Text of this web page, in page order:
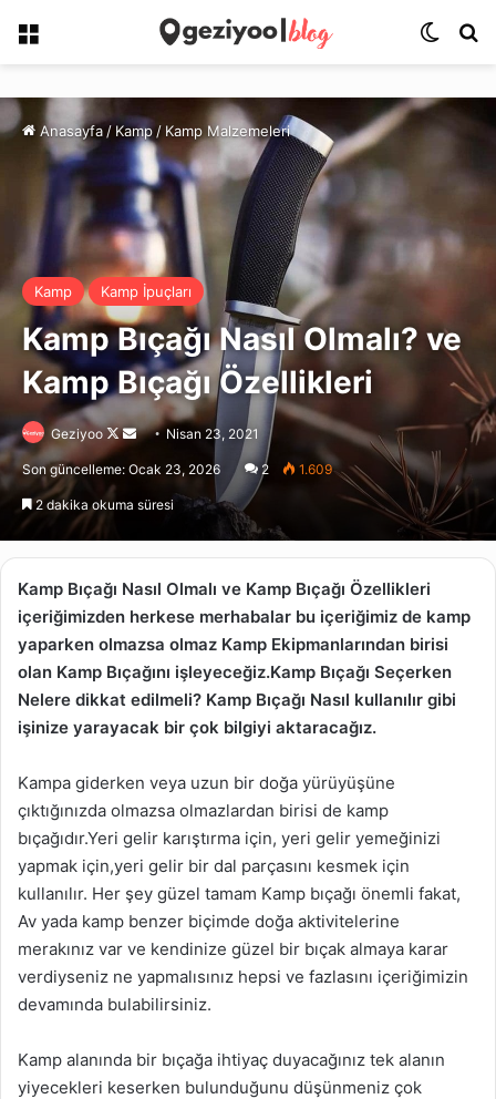
Menü Dış
Anasayfa / Kamp / Kamp Malzemeleri
Kamp Kamp İpuçları
Kamp Bıçağı Nasıl Olmalı? ve
Kamp Bıçağı Özellikleri
Geziyoo
Follow
Bir
göndermek
Nisan 23, 2021
Son güncelleme: Ocak 23, 2026 2 1.609
2 dakika okuma süresi
Kamp Bıçağı Nasıl Olmalı ve Kamp Bıçağı Özellikleri
içeriğimizden herkese merhabalar bu içeriğimiz de kamp
yaparken olmazsa olmaz Kamp Ekipmanlarından birisi
olan Kamp Bıçağını işleyeceğiz.Kamp Bıçağı Seçerken
Nelere dikkat edilmeli? Kamp Bıçağı Nasıl kullanılır gibi
işinize yarayacak bir çok bilgiyi aktaracağız.
Kampa giderken veya uzun bir doğa yürüyüşüne
çıktığınızda olmazsa olmazlardan birisi de kamp
bıçağıdır.Yeri gelir karıştırma için, yeri gelir yemeğinizi
yapmak için,yeri gelir bir dal parçasını kesmek için
kullanılır. Her şey güzel tamam Kamp bıçağı önemli fakat,
Av yada kamp benzer biçimde doğa aktivitelerine
merakınız var ve kendinize güzel bir bıçak almaya karar
verdiyseniz ne yapmalısınız hepsi ve fazlasını içeriğimizin
devamında bulabilirsiniz.
Kamp alanında bir bıçağa ihtiyaç duyacağınız tek alanın
yiyecekleri keserken bulunduğunu düşünmeniz çok